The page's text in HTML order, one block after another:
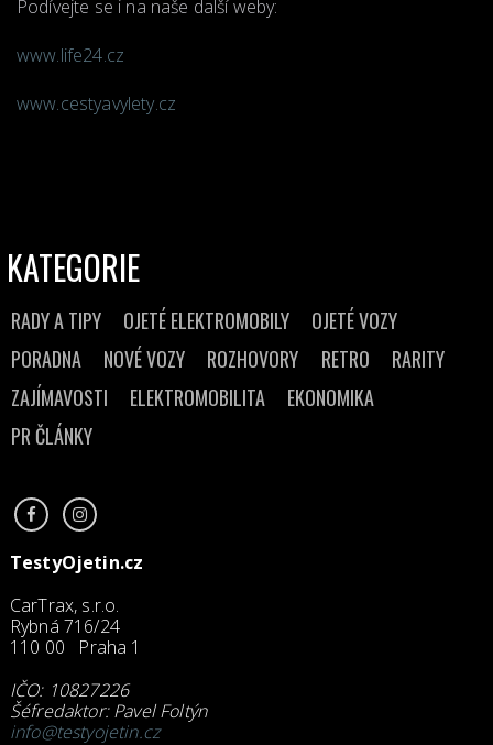
Podívejte se i na naše další weby:
www.life24.cz
www.cestyavylety.cz
KATEGORIE
RADY A TIPY OJETÉ ELEKTROMOBILY
OJETÉ VOZY
PORADNA
NOVÉ VOZY ROZHOVORY RETRO
RARITY
ZAJÍMAVOSTI
ELEKTROMOBILITA
EKONOMIKA
PR ČLÁNKY
TestyOjetin.cz
CarTrax, s.r.o.
Rybná 716/24
110 00 Praha 1
IČO: 10827226
Šéfredaktor: Pavel Foltýn
info@testyojetin.cz